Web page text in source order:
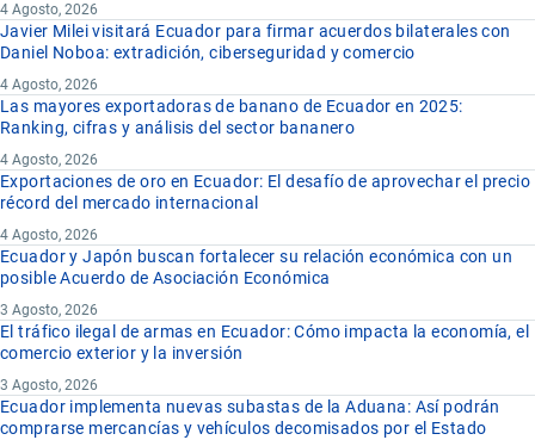
4 Agosto, 2026
Javier Milei visitará Ecuador para firmar acuerdos bilaterales con
Daniel Noboa: extradición, ciberseguridad y comercio
4 Agosto, 2026
Las mayores exportadoras de banano de Ecuador en 2025:
Ranking, cifras y análisis del sector bananero
4 Agosto, 2026
Exportaciones de oro en Ecuador: El desafío de aprovechar el precio
récord del mercado internacional
4 Agosto, 2026
Ecuador y Japón buscan fortalecer su relación económica con un
posible Acuerdo de Asociación Económica
3 Agosto, 2026
El tráfico ilegal de armas en Ecuador: Cómo impacta la economía, el
comercio exterior y la inversión
3 Agosto, 2026
Ecuador implementa nuevas subastas de la Aduana: Así podrán
comprarse mercancías y vehículos decomisados por el Estado